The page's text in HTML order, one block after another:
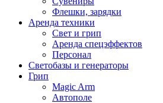
Флешки, зарядки
Аренда техники
Свет и грип
Аренда спецэффектов
Персонал
Светобазы и генераторы
Грип
Magic Arm
Автополе